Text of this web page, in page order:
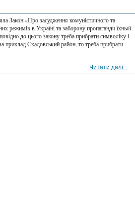
Закон «Про засудження комуністичного та
режимів в Україні та заборону пропаганди їхньої
до цього закону треба прибрати символіку і
приклад Скадовський район, то треба прибрати
Читати далі...